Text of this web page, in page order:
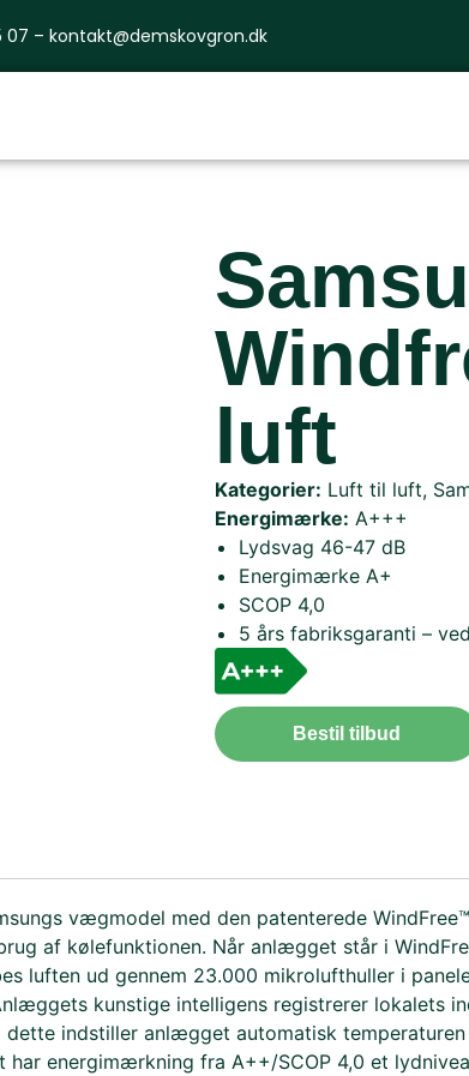
07 – kontakt@demskovgron.dk
luft
Kategorier: Luft til luft,
Energimærke: A+++
Lydsvag 46-47 dB
Energimærke A+
SCOP 4,0
5 års fabriksgaranti –
Bestil tilbud
vægmodel med den patenterede
af kølefunktionen. Når anlægget står i
luften ud gennem 23.000 mikrolufthuller i
kunstige intelligens registrerer lokalets
dette indstiller anlægget automatisk
energimærkning fra A++/SCOP 4,0 et